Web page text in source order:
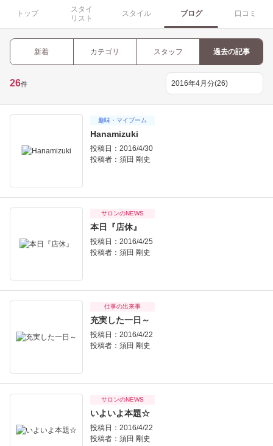
トップ
スタイ
リスト
スタイル ブログ 口コミ
新着 カテゴリ スタッフ 過去の記事
26件
趣味・マイブーム
Hanamizuki
投稿日：2016/4/30
投稿者： 須田 剛史
サロンのNEWS
本日『店休』
投稿日：2016/4/25
投稿者： 須田 剛史
仕事の出来事
充実した一日～
投稿日：2016/4/22
投稿者： 須田 剛史
サロンのNEWS
いよいよ本題☆
投稿日：2016/4/22
投稿者： 須田 剛史